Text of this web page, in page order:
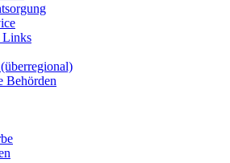
Links
Behörden